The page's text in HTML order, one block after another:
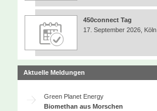
450connect Tag
17. September 2026, Köln
Aktuelle Meldungen
Green Planet Energy
Biomethan aus Morschen